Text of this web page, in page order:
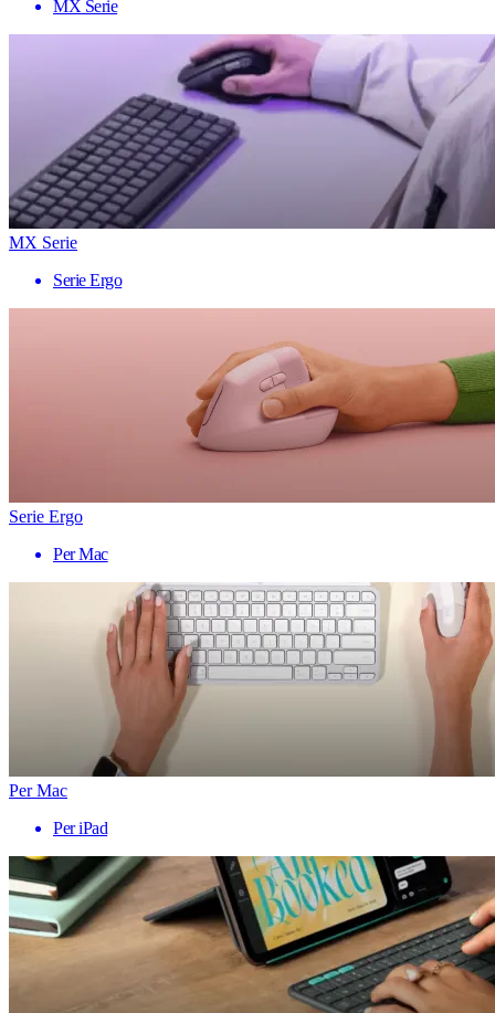
MX Serie
MX Serie
Serie Ergo
Serie Ergo
Per Mac
Per Mac
Per iPad